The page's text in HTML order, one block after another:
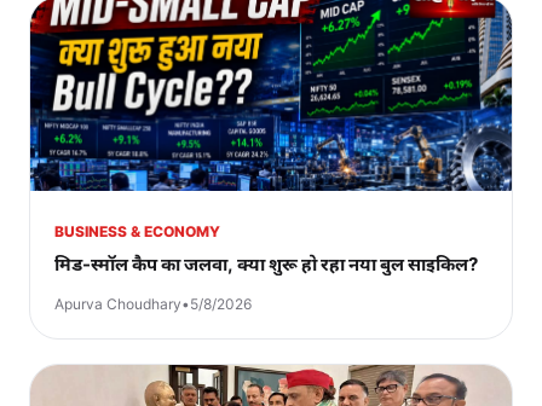
BUSINESS & ECONOMY
मिड-स्मॉल कैप का जलवा, क्या शुरू हो रहा नया बुल साइकिल?
Apurva Choudhary•5/8/2026